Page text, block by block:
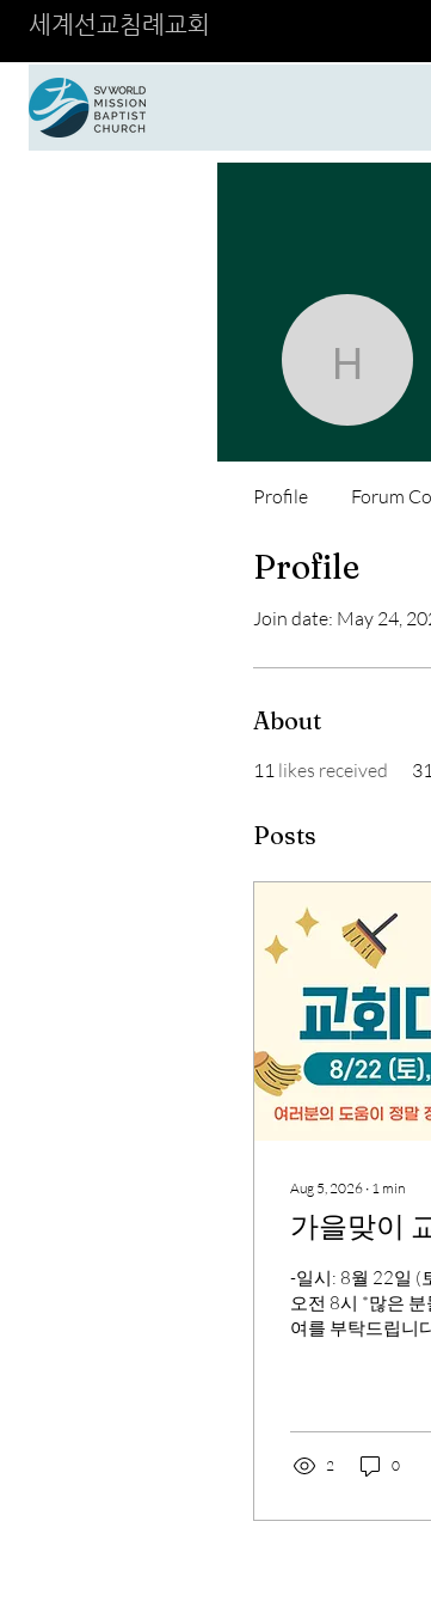
세계선교침례교회
Profile
Join date: May 24,
About
11 likes received
Posts
Aug 5, 2026 ∙ 1 min
가을맞이
-일시: 8월 22일 (
오전 8시 *많은
여를 부탁드립니
2 0
Profile Forum